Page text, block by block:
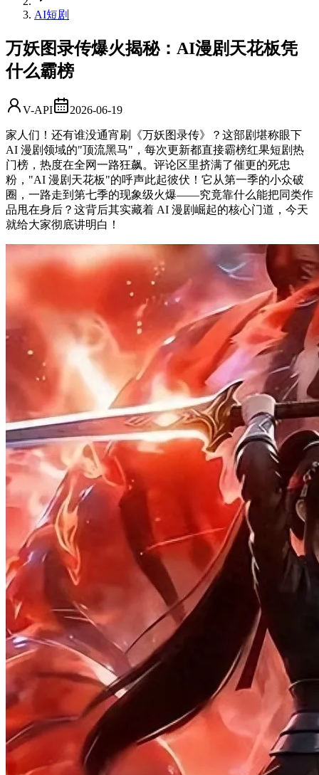
AI短剧
万妖图录传爆火揭秘：AI漫剧天花板凭
什么霸榜
V-API 2026-06-19
家人们！还有谁没通宵刷《万妖图录传》？这部剧堪称眼下
AI 漫剧领域的"顶流黑马"，每次更新都直接霸榜红果短剧热
门榜，热度在全网一路狂飙。评论区里挤满了催更的死忠
粉，"AI 漫剧天花板"的呼声此起彼伏！它从第一季的小众破
圈，一路走到第七季的现象级火爆——究竟靠什么能把同类作
品甩在身后？这背后其实藏着 AI 漫剧崛起的核心门道，今天
就给大家彻底讲明白！